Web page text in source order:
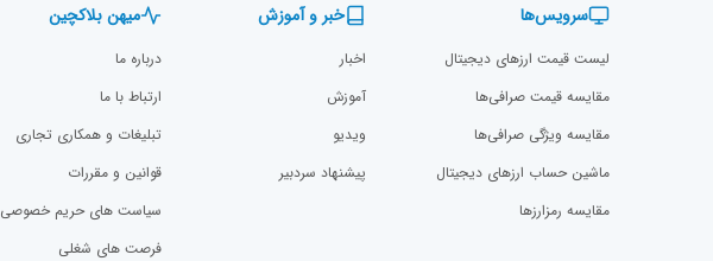
سرویس‌ها
لیست قیمت ارزهای دیجیتال
مقایسه قیمت صرافی‌ها
مقایسه ویژگی صرافی‌ها
ماشین حساب ارزهای دیجیتال
مقایسه رمزارز‌ها
خبر و آموزش
اخبار
آموزش
ویدیو
پیشنهاد سردبیر
میهن بلاکچین
درباره ما
ارتباط با ما
تبلیغات و همکاری تجاری
قوانین و مقررات
سیاست های حریم خصوصی
فرصت های شغلی